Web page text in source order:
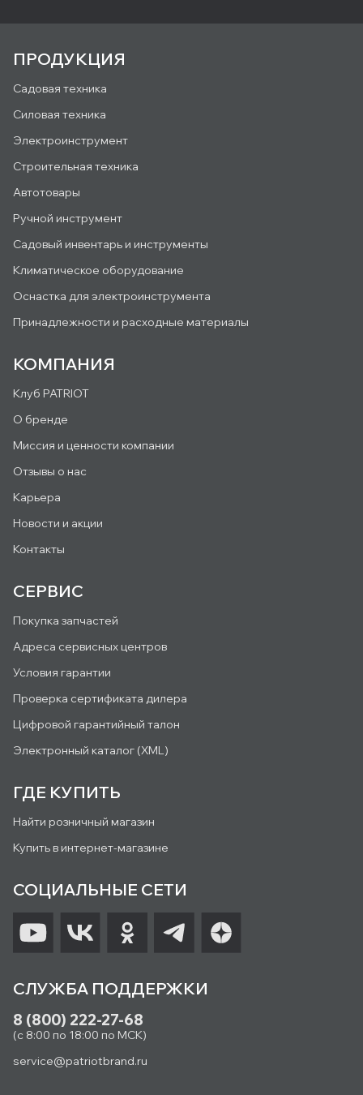
ПРОДУКЦИЯ
Садовая техника
Силовая техника
Электроинструмент
Строительная техника
Автотовары
Ручной инструмент
Садовый инвентарь и инструменты
Климатическое оборудование
Оснастка для электроинструмента
Принадлежности и расходные материалы
КОМПАНИЯ
Клуб PATRIOT
О бренде
Миссия и ценности компании
Отзывы о нас
Карьера
Новости и акции
Контакты
СЕРВИС
Покупка запчастей
Адреса сервисных центров
Условия гарантии
Проверка сертификата дилера
Цифровой гарантийный талон
Электронный каталог (XML)
ГДЕ КУПИТЬ
Найти розничный магазин
Купить в интернет-магазине
СОЦИАЛЬНЫЕ СЕТИ
СЛУЖБА ПОДДЕРЖКИ
8 (800) 222-27-68
(с 8:00 по 18:00 по МСК)
service@patriotbrand.ru